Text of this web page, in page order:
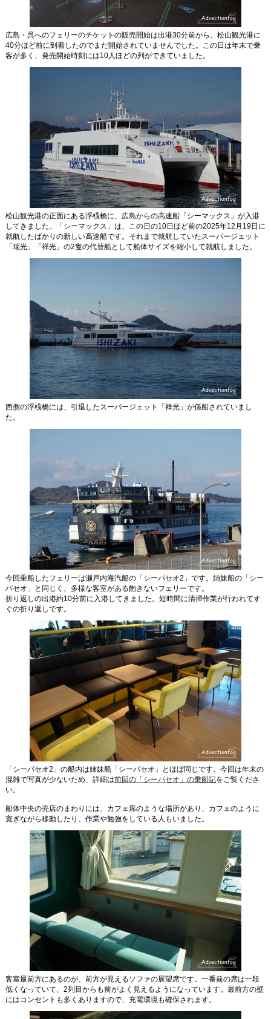
広島・呉へのフェリーのチケットの販売開始は出港30分前から。松山観光港に
40分ほど前に到着したのでまだ開始されていませんでした。この日は年末で乗
客が多く、発売開始時刻には10人ほどの列ができていました。
松山観光港の正面にある浮桟橋に、広島からの高速船「シーマックス」が入港
してきました。「シーマックス」は、この日の10日ほど前の2025年12月19日に
就航したばかりの新しい高速船です。それまで就航していたスーパージェット
「瑞光」「祥光」の2隻の代替船として船体サイズを縮小して就航しました。
西側の浮桟橋には、引退したスーパージェット「祥光」が係船されていまし
た。
今回乗船したフェリーは瀬戸内海汽船の「シーパセオ2」です。姉妹船の「シー
パセオ」と同じく、多様な客室がある飽きないフェリーです。
折り返しの出港約10分前に入港してきました。短時間に清掃作業が行われてす
ぐの折り返しです。
「シーパセオ2」の船内は姉妹船「シーパセオ」とほぼ同じです。今回は年末の
混雑で写真が少ないため、詳細は前回の「シーパセオ」の乗船記をご覧くださ
い。
船体中央の売店のまわりには、カフェ席のような場所があり、カフェのように
寛ぎながら移動したり、作業や勉強をしている人もいました。
客室最前方にあるのが、前方が見えるソファの展望席です。一番前の席は一段
低くなっていて、2列目からも前がよく見えるようになっています。最前方の壁
にはコンセントも多くありますので、充電環境も確保されます。